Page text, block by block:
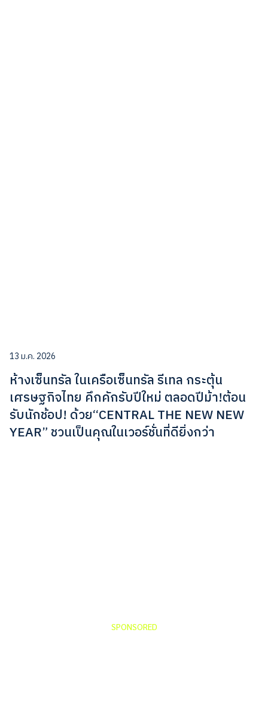
13 ม.ค. 2026
ห้างเซ็นทรัล ในเครือเซ็นทรัล รีเทล กระตุ้น
เศรษฐกิจไทย คึกคักรับปีใหม่ ตลอดปีม้า!ต้อน
รับนักช้อป! ด้วย“CENTRAL THE NEW NEW
YEAR” ชวนเป็นคุณในเวอร์ชั่นที่ดียิ่งกว่า
SPONSORED